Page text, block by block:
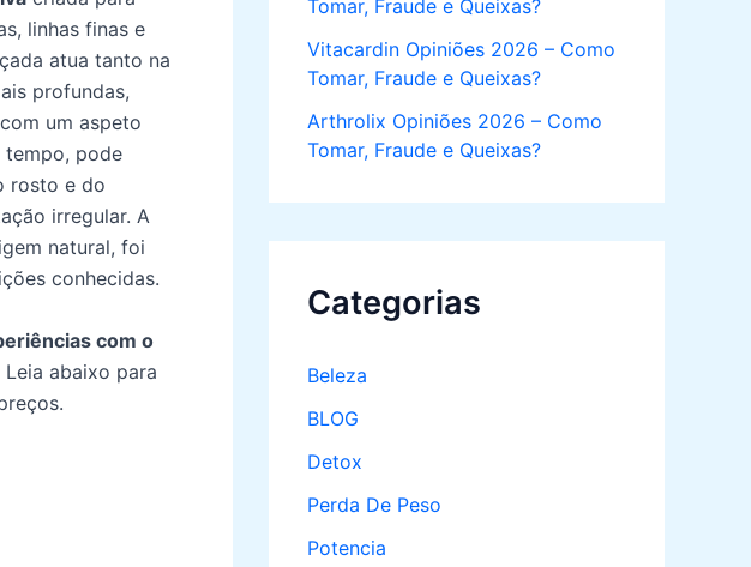
linhas finas e
atua tanto na
profundas,
um aspeto
tempo, pode
rosto e do
irregular. A
natural, foi
conhecidas.
com o
abaixo para
Tomar, Fraude e Queixas?
Vitacardin Opiniões 2026 – Como
Tomar, Fraude e Queixas?
Arthrolix Opiniões 2026 – Como
Tomar, Fraude e Queixas?
Categorias
Beleza
BLOG
Detox
Perda De Peso
Potencia